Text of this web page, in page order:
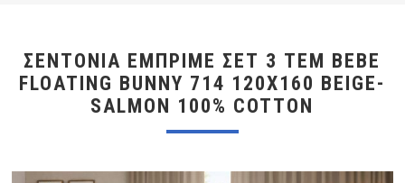
ΣΕΝΤΌΝΙΑ ΕΜΠΡΙΜΈ ΣΕΤ 3 ΤΕΜ BEBE
FLOATING BUNNY 714 120X160 BEIGE-
SALMON 100% COTTON